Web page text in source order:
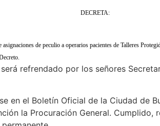
DECRETA:
de peculio a operarios pacientes de Talleres
refrendado por los señores
en el Boletín Oficial de la Ciudad de
la Procuración General. Cumplido,